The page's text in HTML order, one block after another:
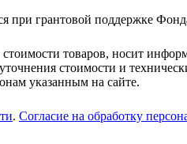
при грантовой поддержке
товаров, носит
стоимости и
указанным на сайте.
. Согласие на обработку